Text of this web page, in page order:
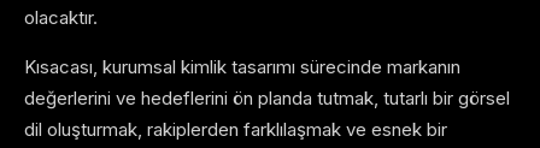
olacaktır.
Kısacası, kurumsal kimlik tasarımı sürecinde markanın
değerlerini ve hedeflerini ön planda tutmak, tutarlı bir görsel
dil oluşturmak, rakiplerden farklılaşmak ve esnek bir